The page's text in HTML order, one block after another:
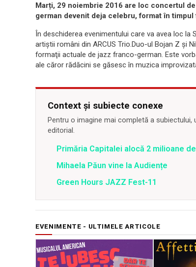
Marți, 29 noiembrie 2016 are loc concertul
german devenit deja celebru, format în
În deschiderea evenimentului care va avea loc la
artiștii români din ARCUS Trio.Duo-ul Bojan Z şi
formaţii actuale de jazz franco-german. Este
ale căror rădăcini se găsesc în muzica
Context și subiecte conexe
Pentru o imagine mai completă a
editorial.
Primăria Capitalei alocă 2 milioane
Mihaela Păun vine la Audiențe
Green Hours JAZZ Fest-11
EVENIMENTE - ULTIMELE ARTICOLE